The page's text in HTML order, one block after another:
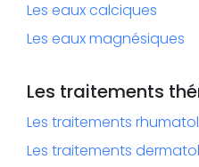
Les eaux calciques
Les eaux magnésiques
Les traitements
Les traitements
Les traitements